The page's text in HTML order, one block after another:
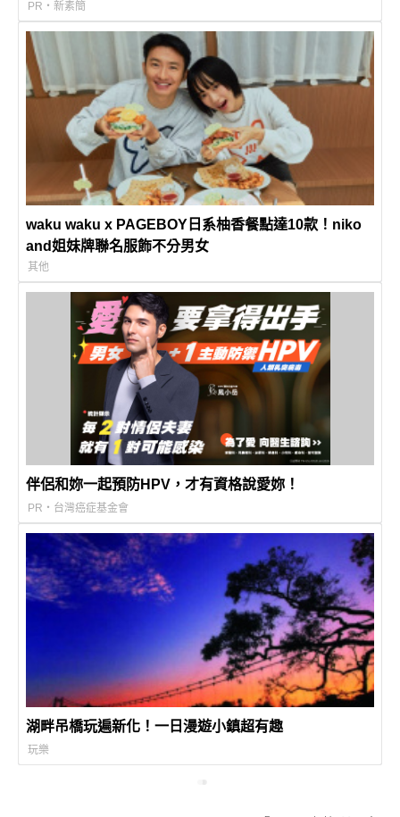
PR・新素簡
waku waku x PAGEBOY日系柚香餐點達10款！niko
and姐妹牌聯名服飾不分男女
其他
伴侶和妳一起預防HPV，才有資格說愛妳！
PR・台灣癌症基金會
湖畔吊橋玩遍新化！一日漫遊小鎮超有趣
玩樂